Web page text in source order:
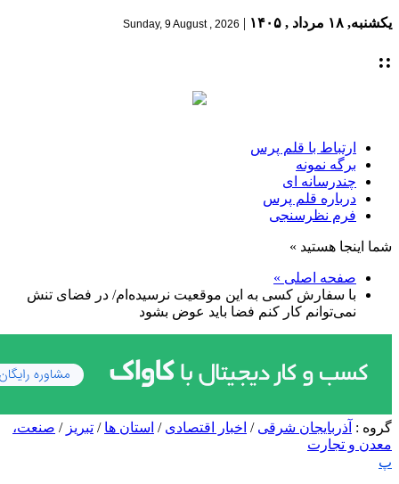
یکشنبه, ۱۸ مرداد , ۱۴۰۵ |
Sunday, 9 August , 2026
::
ارتباط با قلم پرس
برگه نمونه
چندرسانه ای
درباره قلم پرس
فرم نظرسنجی
شما اینجا هستید »
صفحه اصلی »
با سفارش کسی به این موقعیت نرسیده‌ام/ در فضای تنش
نمی‌توانم کار کنم فضا باید عوض بشود
گروه : آذربایجان شرقی / اخبار اقتصادی / استان ها / تبریز / صنعت،
معدن و تجارت
پ